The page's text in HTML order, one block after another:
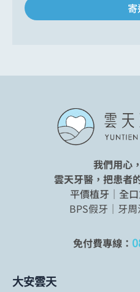
大安雲天
我們用心
雲天牙醫，把患者
平價植牙｜全
BPS假牙｜牙
免付費專線：